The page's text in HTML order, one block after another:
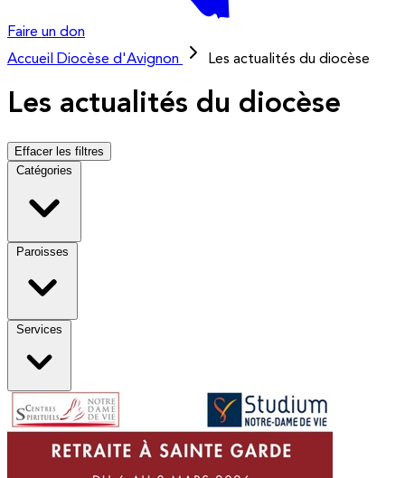
Faire un don
Accueil
Diocèse d'Avignon Les actualités du diocèse
Les actualités du diocèse
Effacer les filtres
Catégories
Paroisses
Services